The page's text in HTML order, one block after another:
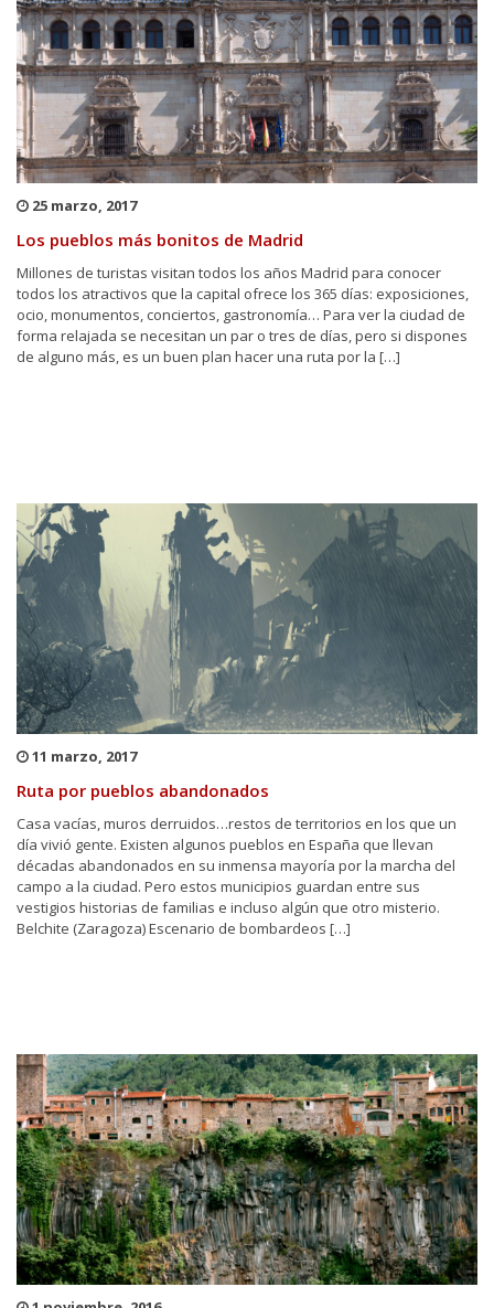
25 marzo, 2017
Los pueblos más bonitos de Madrid
Millones de turistas visitan todos los años Madrid para conocer
todos los atractivos que la capital ofrece los 365 días: exposiciones,
ocio, monumentos, conciertos, gastronomía… Para ver la ciudad de
forma relajada se necesitan un par o tres de días, pero si dispones
de alguno más, es un buen plan hacer una ruta por la […]
11 marzo, 2017
Ruta por pueblos abandonados
Casa vacías, muros derruidos…restos de territorios en los que un
día vivió gente. Existen algunos pueblos en España que llevan
décadas abandonados en su inmensa mayoría por la marcha del
campo a la ciudad. Pero estos municipios guardan entre sus
vestigios historias de familias e incluso algún que otro misterio.
Belchite (Zaragoza) Escenario de bombardeos […]